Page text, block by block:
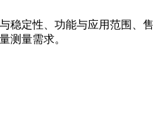
定性、功能与应用范围、
测量需求。